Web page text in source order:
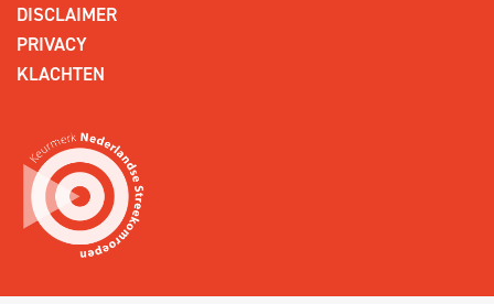
DISCLAIMER
PRIVACY
KLACHTEN